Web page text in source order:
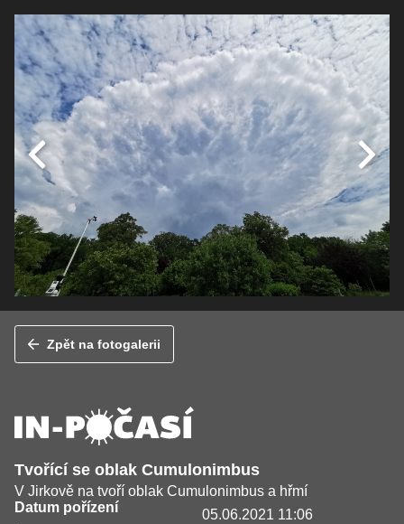
Zpět na fotogalerii
Tvořící se oblak Cumulonimbus
V Jirkově na tvoří oblak Cumulonimbus a hřmí
Datum pořízení
05.06.2021 11:06